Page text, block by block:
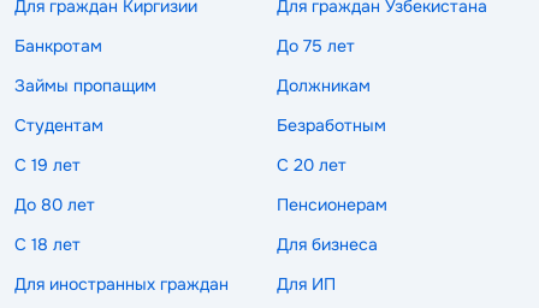
Для граждан Киргизии
Для граждан Узбекистана
Банкротам
До 75 лет
Займы пропащим
Должникам
Студентам
Безработным
С 19 лет
С 20 лет
До 80 лет
Пенсионерам
С 18 лет
Для бизнеса
Для иностранных граждан
Для ИП